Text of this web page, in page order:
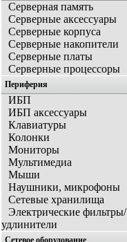
Серверная память
Серверные аксессуары
Серверные корпуса
Серверные накопители
Серверные платы
Серверные процессоры
Периферия
ИБП
ИБП аксессуары
Клавиатуры
Колонки
Мониторы
Мультимедиа
Мыши
Наушники, микрофоны
Сетевые хранилища
Электрические фильтры/
удлинители
Сетевое оборудование